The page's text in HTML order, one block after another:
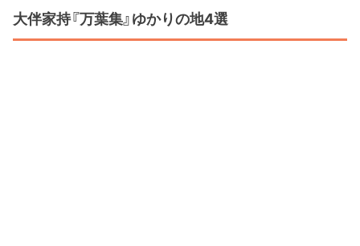
大伴家持『万葉集』ゆかりの地4選